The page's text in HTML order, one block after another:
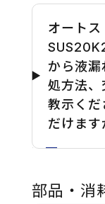
オート
から液漏
処方法、
教示くだ
だけます
部品・消